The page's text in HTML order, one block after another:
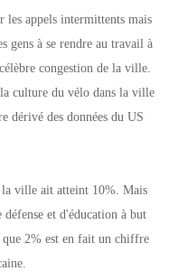
les appels intermittents mais
gens à se rendre au travail à
congestion de la ville.
culture du vélo dans la ville
dérivé des données du US
la ville ait atteint 10%. Mais
et d'éducation à but
2% est en fait un chiffre